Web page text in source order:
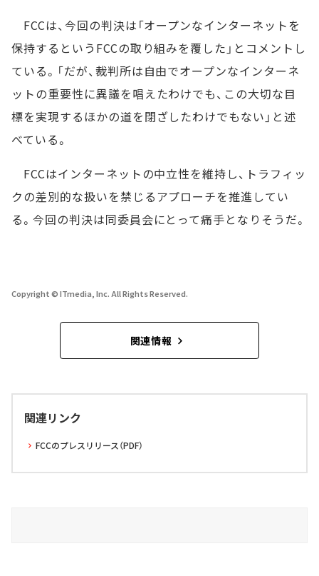
FCCは、今回の判決は「オープンなインターネットを
保持するというFCCの取り組みを覆した」とコメントし
ている。「だが、裁判所は自由でオープンなインターネ
ットの重要性に異議を唱えたわけでも、この大切な目
標を実現するほかの道を閉ざしたわけでもない」と述
べている。
FCCはインターネットの中立性を維持し、トラフィッ
クの差別的な扱いを禁じるアプローチを推進してい
る。今回の判決は同委員会にとって痛手となりそうだ。
Copyright © ITmedia, Inc. All Rights Reserved.
関連情報
関連リンク
FCCのプレスリリース（PDF）